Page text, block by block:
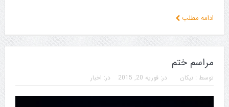
ادامه مطلب
مراسم ختم
توسط : نیکان در: فوریه 20, 2015 در: اخبار